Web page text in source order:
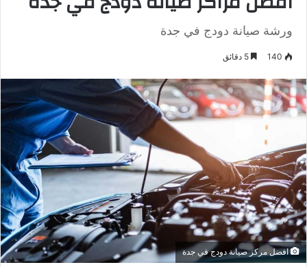
ورشة صيانة دودج في جدة
140
افضل مركز صيانة دودج في جدة